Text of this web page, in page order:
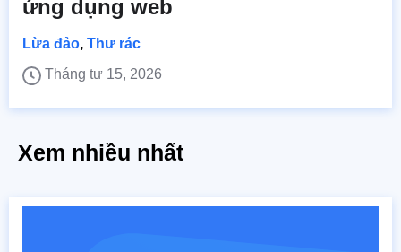
ứng dụng web
Lừa đảo, Thư rác
Tháng tư 15, 2026
Xem nhiều nhất